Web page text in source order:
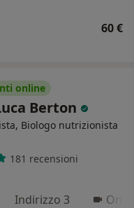
60 €
online
Berton
Biologo nutrizionista
181 recensioni
Indirizzo 3 Online